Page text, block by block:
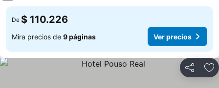
De $ 110.226
Mira precios de 9 páginas Ver precios
Compartir